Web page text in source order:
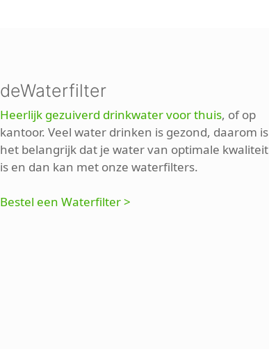
deWaterfilter
Heerlijk gezuiverd drinkwater voor thuis, of op
kantoor. Veel water drinken is gezond, daarom is
het belangrijk dat je water van optimale kwaliteit
is en dan kan met onze waterfilters.
Bestel een Waterfilter >